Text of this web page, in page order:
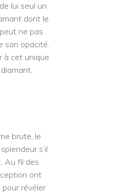
lui seul un
dont le
ne pas
son opacité.
à cet unique
brute, le
s’il
Au fil des
ont
révéler